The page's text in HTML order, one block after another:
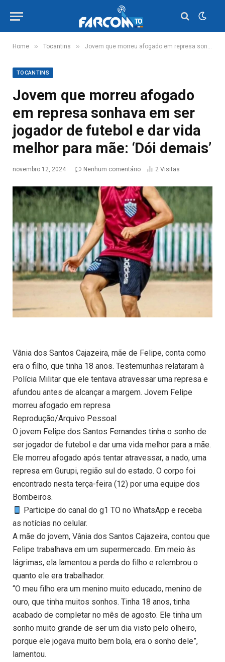
Home » Tocantins » Jovem que morreu afogado em represa sonhava em ser jogador de futebol e dar vida melhor para mãe: ‘Dói demais’
TOCANTINS
Jovem que morreu afogado
em represa sonhava em ser
jogador de futebol e dar vida
melhor para mãe: ‘Dói demais’
novembro 12, 2024 Nenhum comentário 2 Visitas
Vânia dos Santos Cajazeira, mãe de Felipe, conta como
era o filho, que tinha 18 anos. Testemunhas relataram à
Polícia Militar que ele tentava atravessar uma represa e
afundou antes de alcançar a margem. Jovem Felipe
morreu afogado em represa
Reprodução/Arquivo Pessoal
O jovem Felipe dos Santos Fernandes tinha o sonho de
ser jogador de futebol e dar uma vida melhor para a mãe.
Ele morreu afogado após tentar atravessar, a nado, uma
represa em Gurupi, região sul do estado. O corpo foi
encontrado nesta terça-feira (12) por uma equipe dos
Bombeiros.
Participe do canal do g1 TO no WhatsApp e receba
as notícias no celular.
A mãe do jovem, Vânia dos Santos Cajazeira, contou que
Felipe trabalhava em um supermercado. Em meio às
lágrimas, ela lamentou a perda do filho e relembrou o
quanto ele era trabalhador.
“O meu filho era um menino muito educado, menino de
ouro, que tinha muitos sonhos. Tinha 18 anos, tinha
acabado de completar no mês de agosto. Ele tinha um
sonho muito grande de ser um dia visto pelo olheiro,
porque ele jogava muito bem bola, era o sonho dele”,
lamentou.